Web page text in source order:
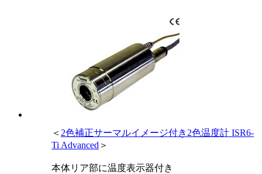
＜ 2色補正サーマルイメージ付き2色温度計 ISR6-
Ti Advanced ＞
本体リア部に温度表示器付き